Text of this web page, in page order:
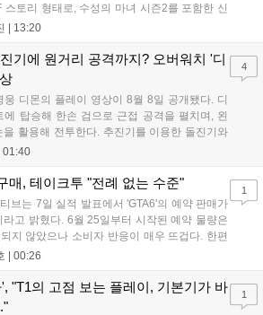
스토리 형태로, 수성의 마녀 시즌2를 포함한 신
오버 합체기를 선보이며 작품을 완결 짓는다.
서사와 조합을 구현하며 시리즈의 미래를 향한
시했다....
| 13:20
기에 원거리 공격까지? 오버워치 '디
웅 디몬의 플레이 영상이 8월 8일 공개됐다. 디
에 탑승해 한손 검으로 근접 공격을 펼치며, 왼
을 활용해 전투한다. 추진기를 이용한 돌진기와
를 보유했고, 메카 파괴 시 맨몸으로 기관총을
트를 통해 정식 출시될 예정이다....
01:40
4
매, 테이크투 "전례 없는 수준"
브는 7일 실적 발표에서 'GTA6'의 예약 판매가
라고 밝혔다. 6월 25일부터 시작된 예약 물량은
지 않았으나 소비자 반응이 매우 뜨겁다. 한편
Xbox 시리즈 X|S로 정식 출시될 예정이며, 록
VI: An Extended Look'을 최초 공개할 계획
| 00:26
1
"T1의 고점 보는 플레이, 기본기가 바
1